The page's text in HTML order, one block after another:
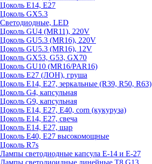
Цоколь E14, E27
Цоколь GX5.3
Светодиодные, LED
Цоколь GU4 (MR11), 220V
Цоколь GU5.3 (MR16), 220V
Цоколь GU5.3 (MR16), 12V
Цоколь GX53, G53, GX70
Цоколь GU10 (MR16/PAR16)
Цоколь Е27 (ЛОН), груша
Цоколь Е14, Е27, зеркальные (R39, R50, R63)
Цоколь G4, капсульная
Цоколь G9, капсульная
Цоколь Е14, Е27, Е40, corn (кукуруза)
Цоколь Е14, Е27, свеча
Цоколь Е14, Е27, шар
Цоколь Е40, Е27 высокомощные
Цоколь R7s
Лампы светодиодные капсула Е-14 и Е-27
Лампы светодиоидные линейные T8 G13